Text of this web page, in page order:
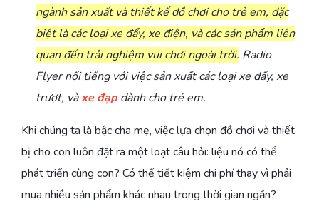
ngành sản xuất và thiết kế đồ chơi cho trẻ em, đặc
biệt là các loại xe đẩy, xe điện, và các sản phẩm liên
quan đến trải nghiệm vui chơi ngoài trời. Radio
Flyer nổi tiếng với việc sản xuất các loại xe đẩy, xe
trượt, vàxe đạpdành cho trẻ em.
Khi chúng ta là bậc cha mẹ, việc lựa chọn đồ chơi và thiết
bị cho con luôn đặt ra một loạt câu hỏi: liệu nó có thể
phát triển cùng con? Có thể tiết kiệm chi phí thay vì phải
mua nhiều sản phẩm khác nhau trong thời gian ngắn?